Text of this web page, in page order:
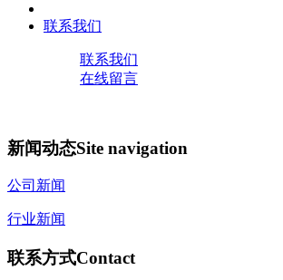
联系我们
联系我们
在线留言
新闻动态Site navigation
公司新闻
行业新闻
联系方式Contact